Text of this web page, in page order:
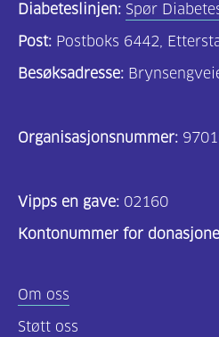
Diabeteslinjen: Spør
Post: Postboks 6442,
Besøksadresse:
Organisasjonsnummer:
Vipps en gave: 02160
Kontonummer for
Om oss
Støtt oss